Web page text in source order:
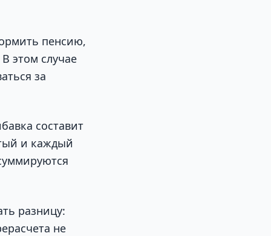
пенсию,
этом случае
за
составит
и каждый
разницу:
не